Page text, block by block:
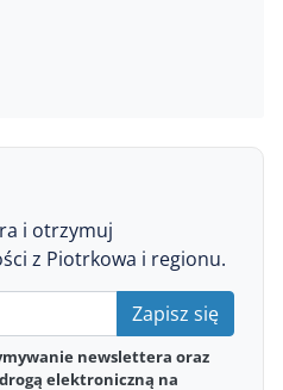
i otrzymuj
z Piotrkowa i regionu.
Zapisz się
newslettera oraz
elektroniczną na